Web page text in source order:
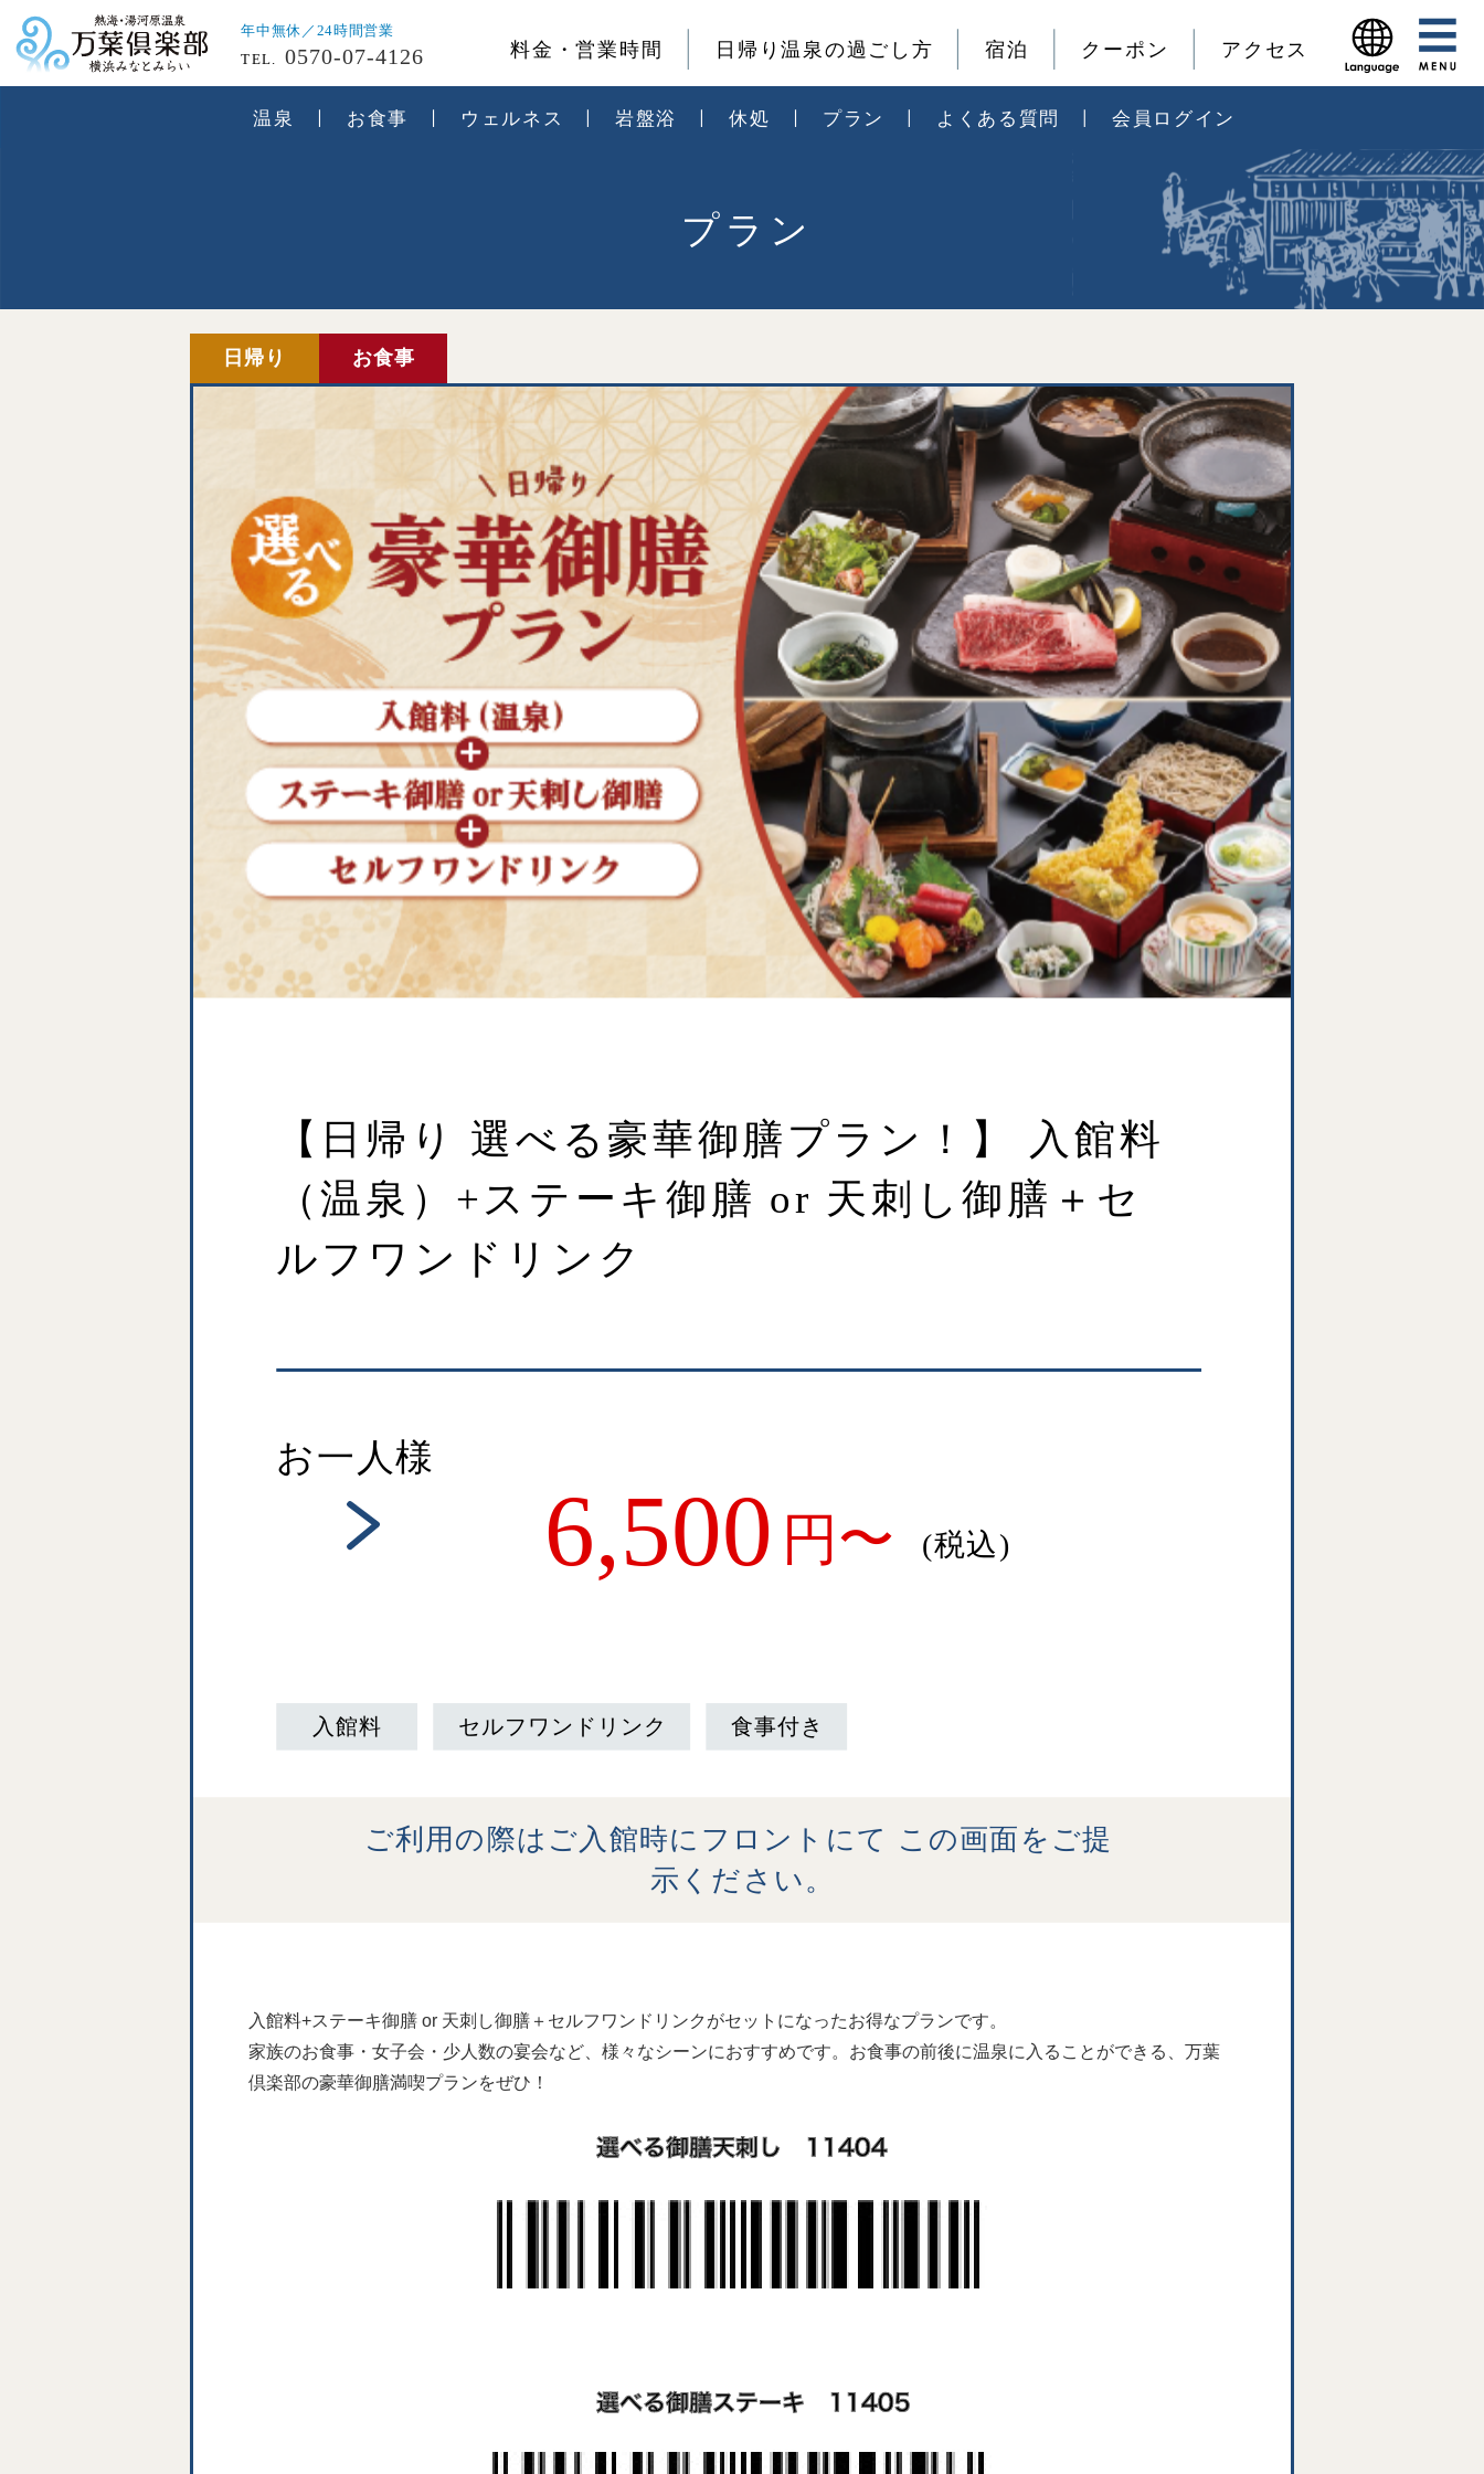
年中無休／24時間営業
TEL. 0570-07-4126 料金・営業時間 日帰り温泉の過ごし方 宿泊 クーポン アクセス
温泉 お食事 ウェルネス 岩盤浴 休処 プラン よくある質問 会員ログイン
日帰り お食事
【日帰り 選べる豪華御膳プラン！】 入館料
（温泉）+ステーキ御膳 or 天刺し御膳＋セ
ルフワンドリンク
お一人様
6,500 円〜 (税込)
入館料 セルフワンドリンク 食事付き
ご利用の際はご入館時にフロントにて この画面をご提
示ください。
入館料+ステーキ御膳 or 天刺し御膳＋セルフワンドリンクがセットになったお得なプランです。
家族のお食事・女子会・少人数の宴会など、様々なシーンにおすすめです。お食事の前後に温泉に入ることができる、万葉
倶楽部の豪華御膳満喫プランをぜひ！